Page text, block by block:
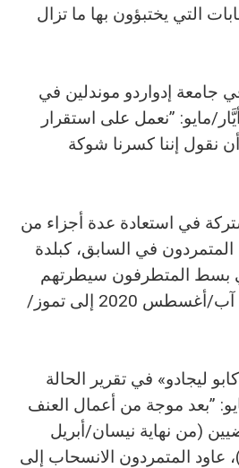
التي يختبؤون بها ما تزال
جامعة إدواردو موندلين في
مايو: ”نعمل على استقرار
نقول إننا كسرنا شوكة
في استعادة عدة أجزاء من
المتمردون في السابق، كبلدة
بسط المتطرفون سيطرتهم
عليها خلال الفترة من آب/أغسطس 2020 إلى تموز/
ليجادو» في تقرير الحالة
17 أيَّار/مايو: ”بعد موجة من أعمال العنف
(من نهاية نيسان/أبريل
عاود المتمردون الانسحاب إلى